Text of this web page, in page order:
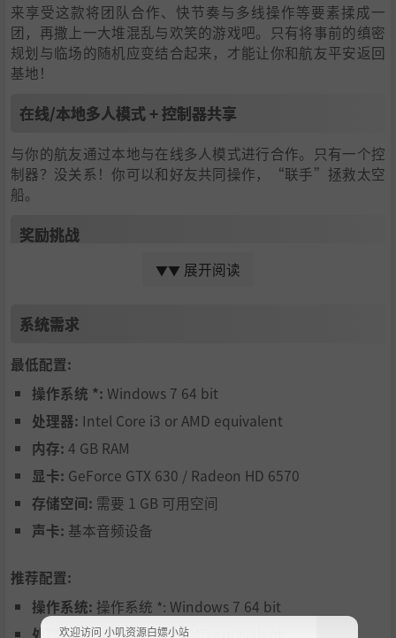
来享受这款将团队合作、快节奏与多线操作等要素揉成一
团，再撒上一大堆混乱与欢笑的游戏吧。只有将事前的缜密
规划与临场的随机应变结合起来，才能让你和航友平安返回
基地！
在线/本地多人模式 + 控制器共享
与你的航友通过本地与在线多人模式进行合作。只有一个控
制器？没关系！你可以和好友共同操作，“联手”拯救太空
船。
奖励挑战
光是安全返回太没挑战性？想来点儿更刺激的？每个关卡中
向无敌，就去把它们全部完成吧！
探索危机四伏的银河系，面对逐渐升级的危险，躲避太空章
鱼，争夺全宇宙史上最佳太空船修复工程师的称号！召集你
的船员，开始拯救太空船吧！
▼▼ 展开阅读
系统需求
最低配置:
操作系统 *: Windows 7 64 bit
处理器: Intel Core i3 or AMD equivalent
内存: 4 GB RAM
显卡: GeForce GTX 630 / Radeon HD 6570
存储空间: 需要 1 GB 可用空间
声卡: 基本音频设备
推荐配置:
操作系统: 操作系统 *: Windows 7 64 bit
处理器:Intel Core i3 or AMD equivalent
欢迎访问 小叽资源白嫖小站